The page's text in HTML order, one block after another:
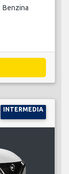
Benzina
INTERMEDIA